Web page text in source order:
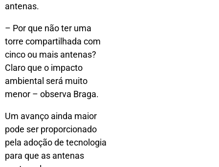
antenas.
– Por que não ter uma
torre compartilhada com
cinco ou mais antenas?
Claro que o impacto
ambiental será muito
menor – observa Braga.
Um avanço ainda maior
pode ser proporcionado
pela adoção de tecnologia
para que as antenas